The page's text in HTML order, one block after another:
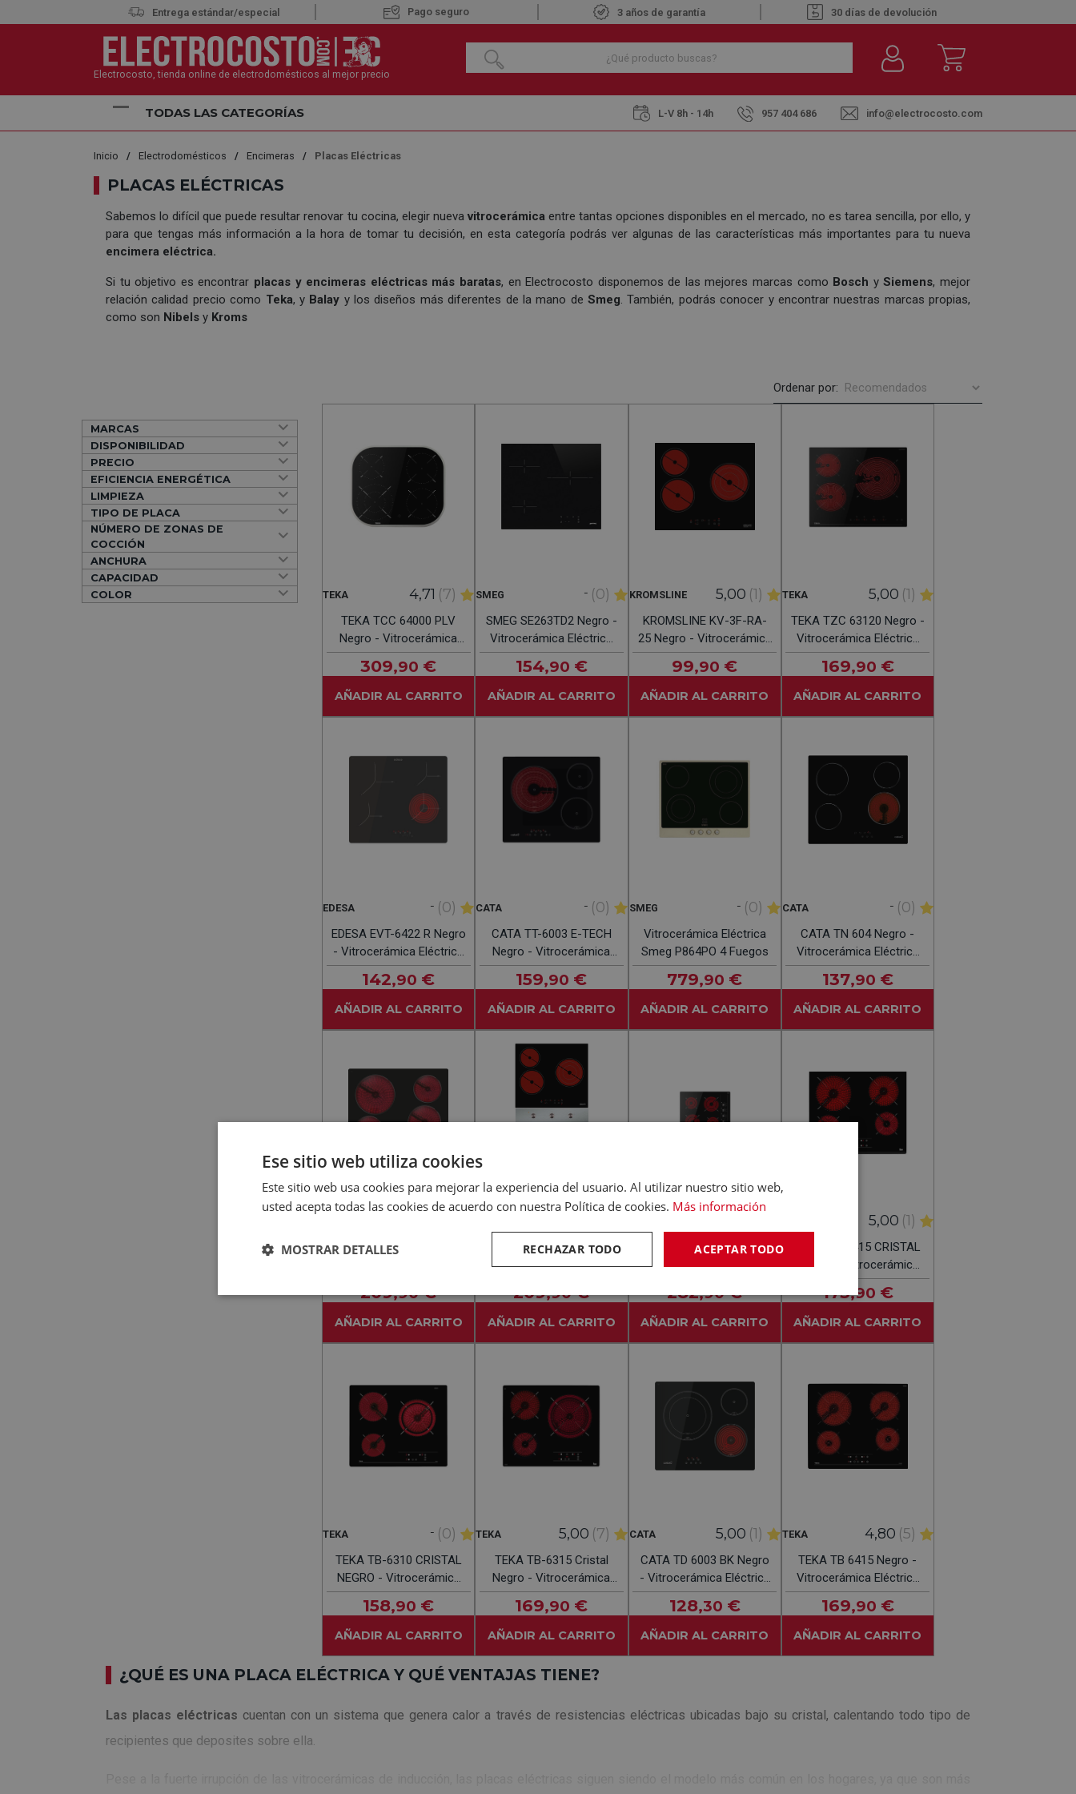
Entrega estándar/especial Pago seguro 3 años de garantía 30 días de devolución
Electrocosto, tienda online de electrodomésticos al mejor precio
TODAS LAS CATEGORÍAS L-V 8h - 14h 957 404 686 info@electrocosto.com
Inicio Electrodomésticos Encimeras Placas Eléctricas
PLACAS ELÉCTRICAS
Sabemos lo difícil que puede resultar renovar tu cocina, elegir nueva vitrocerámicaentre tantas opciones disponibles en el mercado, no es tarea sencilla, por ello, y
para que tengas más información a la hora de tomar tu decisión, en esta categoría podrás ver algunas de las características más importantes para tu nueva
encimera eléctrica.
Si tu objetivo es encontrar placas y encimeras eléctricas más baratas, en Electrocosto disponemos de las mejores marcas como Bosch ySiemens, mejor
relación calidad precio como Teka, y Balay y los diseños más diferentes de la mano de Smeg. También, podrás conocer y encontrar nuestras marcas propias,
como son Nibels y Kroms
Ordenar por:
MARCAS
DISPONIBILIDAD
PRECIO
EFICIENCIA ENERGÉTICA
LIMPIEZA
TIPO DE PLACA
NÚMERO DE ZONAS DE
COCCIÓN
ANCHURA
CAPACIDAD
COLOR
TEKA 4,71 (7)
TEKA TCC 64000 PLV
Negro - Vitrocerámica
Eléctrica Polivalente
60CM
309,90 €
AÑADIR AL CARRITO
SMEG - (0)
SMEG SE263TD2 Negro -
Vitrocerámica Eléctrica
60CM
154,90 €
AÑADIR AL CARRITO
KROMSLINE 5,00 (1)
KROMSLINE KV-3F-RA-
25 Negro - Vitrocerámica
Eléctrica 60CM
99,90 €
AÑADIR AL CARRITO
TEKA 5,00 (1)
TEKA TZC 63120 Negro -
Vitrocerámica Eléctrica
60CM
169,90 €
AÑADIR AL CARRITO
EDESA - (0)
EDESA EVT-6422 R Negro
- Vitrocerámica Eléctrica
60CM
142,90 €
AÑADIR AL CARRITO
CATA - (0)
CATA TT-6003 E-TECH
Negro - Vitrocerámica
Eléctrica 60CM
159,90 €
AÑADIR AL CARRITO
SMEG - (0)
Vitrocerámica Eléctrica
Smeg P864PO 4 Fuegos
779,90 €
AÑADIR AL CARRITO
CATA - (0)
CATA TN 604 Negro -
Vitrocerámica Eléctrica
60CM
137,90 €
AÑADIR AL CARRITO
CATA T 6204 Negro -
209,90 €
AÑADIR AL CARRITO
KROMSLINE KV-3F-RA-
25+KHI-405-G - Conjunto
Horno INOX
209,90 €
AÑADIR AL CARRITO
TEKA TBC 64000 XFL
Cristal Negro -
60cm
282,90 €
AÑADIR AL CARRITO
5,00 (1)
TEKA TZ 6415 CRISTAL
NEGRO - Vitrocerámica
Eléctrica 60CM
173,90 €
AÑADIR AL CARRITO
TEKA - (0)
TEKA TB-6310 CRISTAL
NEGRO - Vitrocerámica
Eléctrica 60CM
158,90 €
AÑADIR AL CARRITO
TEKA 5,00 (7)
TEKA TB-6315 Cristal
Negro - Vitrocerámica
Eléctrica 60cm
169,90 €
AÑADIR AL CARRITO
CATA 5,00 (1)
CATA TD 6003 BK Negro
- Vitrocerámica Eléctrica
60CM
128,30 €
AÑADIR AL CARRITO
TEKA 4,80 (5)
TEKA TB 6415 Negro -
Vitrocerámica Eléctrica
60CM
169,90 €
AÑADIR AL CARRITO
¿QUÉ ES UNA PLACA ELÉCTRICA Y QUÉ VENTAJAS TIENE?
Las placas eléctricas cuentan con un sistema que genera calor a través de resistencias eléctricas ubicadas bajo su cristal, calentando todo tipo de
recipientes que deposites sobre ella.
Ese sitio web utiliza cookies
Este sitio web usa cookies para mejorar la experiencia del usuario. Al utilizar nuestro sitio web,
usted acepta todas las cookies de acuerdo con nuestra Política de cookies. Más información
ACEPTAR TODO
RECHAZAR TODO
MOSTRAR DETALLES